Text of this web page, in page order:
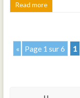
Read more
Page 1 sur 6 1